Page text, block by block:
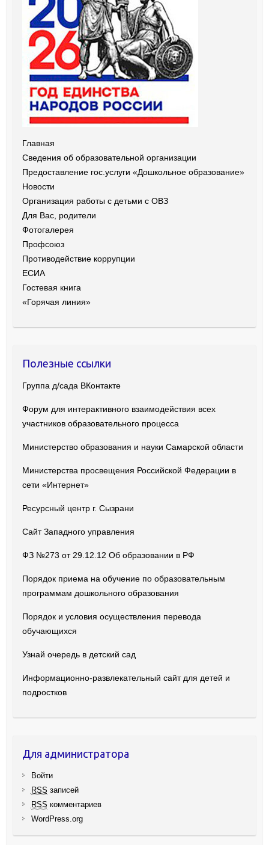
Главная
Сведения об образовательной организации
Предоставление гос.услуги «Дошкольное образование»
Новости
Организация работы с детьми с ОВЗ
Для Вас, родители
Фотогалерея
Профсоюз
Противодействие коррупции
ЕСИА
Гостевая книга
«Горячая линия»
Полезные ссылки
Группа д/сада ВКонтакте
Форум для интерактивного взаимодействия всех
участников образовательного процесса
Министерство образования и науки Самарской области
Министерства просвещения Российской Федерации в
сети «Интернет»
Ресурсный центр г. Сызрани
Сайт Западного управления
ФЗ №273 от 29.12.12 Об образовании в РФ
Порядок приема на обучение по образовательным
программам дошкольного образования
Порядок и условия осуществления перевода
обучающихся
Узнай очередь в детский сад
Информационно-развлекательный сайт для детей и
подростков
Для администратора
Войти
RSS записей
RSS комментариев
WordPress.org